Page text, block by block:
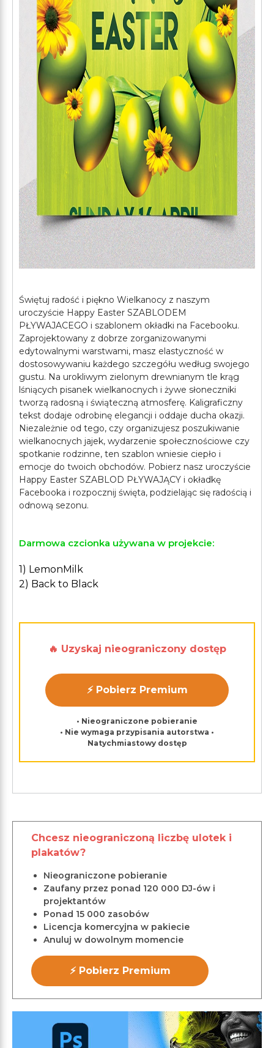
Świętuj radość i piękno Wielkanocy z naszym
uroczyście Happy Easter SZABLODEM
PŁYWAJACEGO i szablonem okładki na Facebooku.
Zaprojektowany z dobrze zorganizowanymi
edytowalnymi warstwami, masz elastyczność w
dostosowywaniu każdego szczegółu według swojego
gustu. Na urokliwym zielonym drewnianym tle krąg
lśniących pisanek wielkanocnych i żywe słoneczniki
tworzą radosną i świąteczną atmosferę. Kaligraficzny
tekst dodaje odrobinę elegancji i oddaje ducha okazji.
Niezależnie od tego, czy organizujesz poszukiwanie
wielkanocnych jajek, wydarzenie społecznościowe czy
spotkanie rodzinne, ten szablon wniesie ciepło i
emocje do twoich obchodów. Pobierz nasz uroczyście
Happy Easter SZABLOD PŁYWAJĄCY i okładkę
Facebooka i rozpocznij święta, podzielając się radością i
Darmowa czcionka używana w projekcie:
1) LemonMilk
2) Back to Black
🔥 Uzyskaj nieograniczony dostęp
⚡ Pobierz Premium
• Nieograniczone pobieranie
• Nie wymaga przypisania autorstwa •
Natychmiastowy dostęp
Chcesz nieograniczoną liczbę ulotek i
plakatów?
Nieograniczone pobieranie
Zaufany przez ponad 120 000 DJ-ów i
projektantów
Ponad 15 000 zasobów
Licencja komercyjna w pakiecie
Anuluj w dowolnym momencie
⚡ Pobierz Premium